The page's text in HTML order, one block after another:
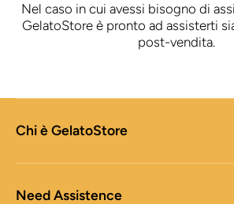
Nel caso in cui avessi bisogno di
GelatoStore è pronto ad assisterti
post-vendita.
Chi è GelatoStore
Need Assistence